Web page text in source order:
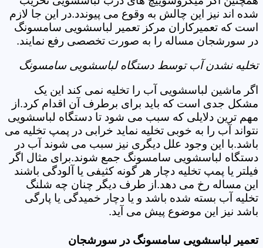
شده اند نیز این چالش به وقوع می پیوندد.در این جا لازم
است که تعمیرکاران مرکز تعمیر لباسشویی سامسونگ
در سورشجان مساله را به صورت تخصصی رفع نمایند.
تخلیه نشدن آب توسط دستگاه لباسشویی سامسونگ
اگر ماشین لباسشویی آب را تخلیه نمی کند این یک
مشکل جدی است که باید برای برطرف آن اقدام کرد.از
مهم ترین دلایلی که سبب می شود تا دستگاه لباسشویی
نتواند آب را به خوبی تخلیه نماید خرابی در پمپ تخلیه می
باشد.با این وجود علل دیگری نیز سبب می شوند آب در
دستگاه لباسشویی سامسونگ جمع شوند.برای مثال اگر
فیلتر یا پمپ تخلیه دچار هر گونه کثیفی یا آلودگی باشند
این مساله رخ می دهد.از طرف دیگر چنان چه شلنگ
تخلیه آب بسته شده باشد و یا دچار خمیدگی یا پارگی
باشد نیز این موضوع پیش می آید.
تعمیر لباسشویی سامسونگ در سورشجان